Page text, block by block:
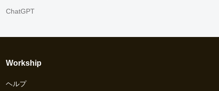
ChatGPT
Workship
ヘルプ